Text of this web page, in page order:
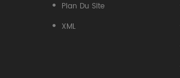
Plan Du Site
XML